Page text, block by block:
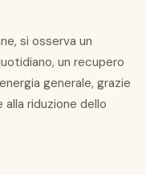
si osserva un
un recupero
generale, grazie
riduzione dello